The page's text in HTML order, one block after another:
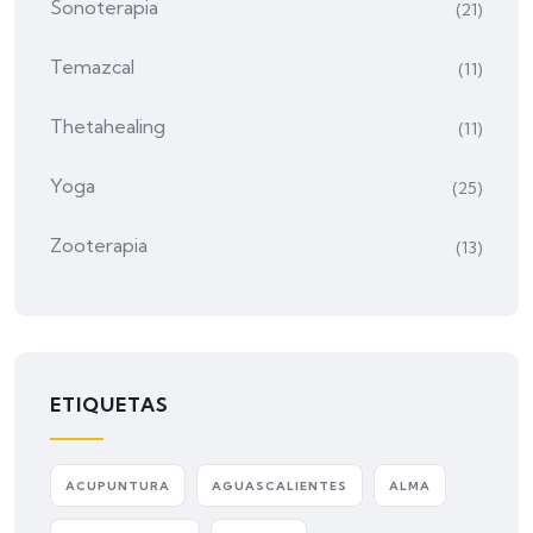
Sonoterapia (21)
Temazcal (11)
Thetahealing (11)
Yoga (25)
Zooterapia (13)
ETIQUETAS
ACUPUNTURA AGUASCALIENTES ALMA